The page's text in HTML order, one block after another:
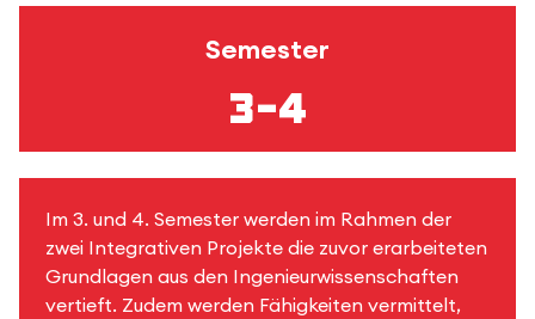
Semester
3–4
Im 3. und 4. Semester werden im Rahmen der
zwei Integrativen Projekte die zuvor erarbeiteten
Grundlagen aus den Ingenieurwissenschaften
vertieft. Zudem werden Fähigkeiten vermittelt,